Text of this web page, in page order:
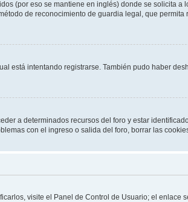
(por eso se mantiene en inglés) donde se solicita
de reconocimiento de guardia legal, que
está intentando registrarse. También pudo haber
a determinados recursos del foro y estar
con el ingreso o salida del foro, borrar las
visite el Panel de Control de Usuario; el enlace